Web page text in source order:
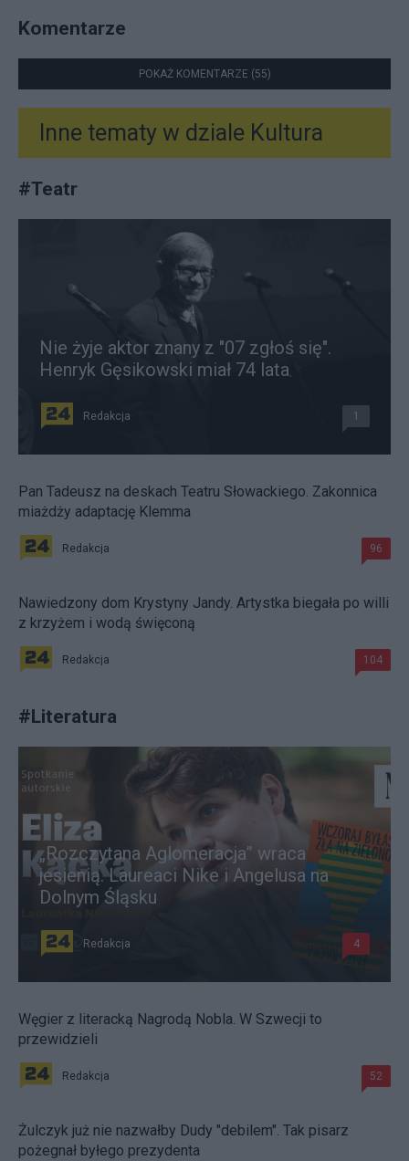
Komentarze
POKAŻ KOMENTARZE (55)
Inne tematy w dziale Kultura
#Teatr
Nie żyje aktor znany z "07 zgłoś się".
Henryk Gęsikowski miał 74 lata
Redakcja 1
Pan Tadeusz na deskach Teatru Słowackiego. Zakonnica
miażdży adaptację Klemma
Redakcja 96
Nawiedzony dom Krystyny Jandy. Artystka biegała po willi
z krzyżem i wodą święconą
Redakcja 104
#Literatura
„Rozczytana Aglomeracja” wraca
jesienią. Laureaci Nike i Angelusa na
Dolnym Śląsku
Redakcja 4
Węgier z literacką Nagrodą Nobla. W Szwecji to
przewidzieli
Redakcja 52
Żulczyk już nie nazwałby Dudy "debilem". Tak pisarz
pożegnał byłego prezydenta